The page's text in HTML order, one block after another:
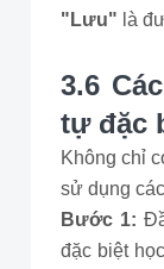
"Lưu" là
3.6
tự đặc
Không chỉ
sử dụng
Bước 1:
đặc biệt